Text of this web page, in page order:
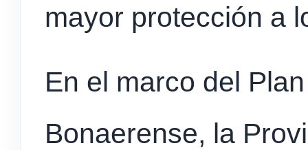
mayor protección a
En el marco del
Bonaerense, la